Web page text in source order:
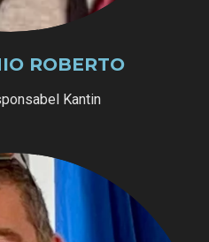
ROBERTO
Kantin